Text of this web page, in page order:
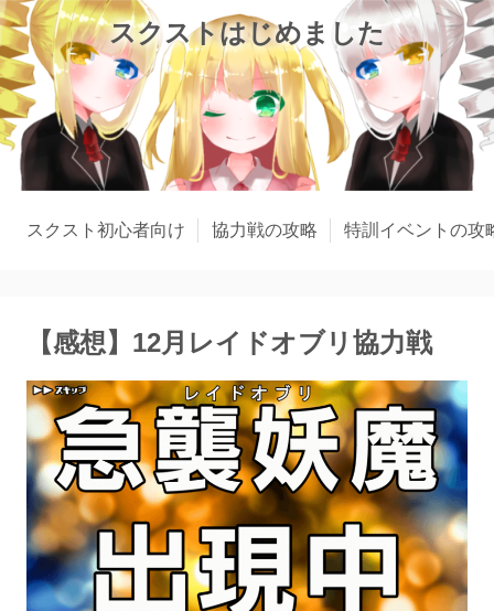
スクストはじめました
スクスト初心者向け 協力戦の攻略 特訓イベントの攻
【感想】12月レイドオブリ協力戦